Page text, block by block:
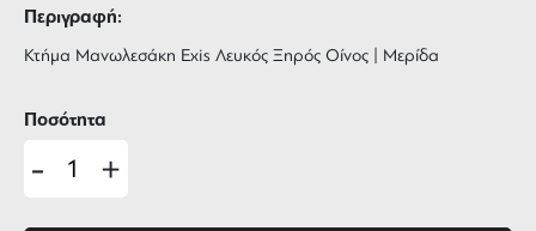
Περιγραφή:
Κτήμα Μανωλεσάκη Exis Λευκός Ξηρός Οίνος | Μερίδα
Ποσότητα
- +